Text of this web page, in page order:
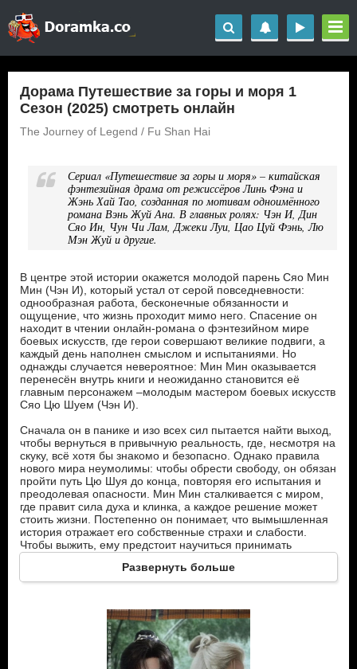
Дорама Путешествие за горы и моря 1
Сезон (2025) смотреть онлайн
The Journey of Legend / Fu Shan Hai
Сериал «Путешествие за горы и моря» – китайская
фэнтезийная драма от режиссёров Линь Фэна и
Жэнь Хай Тао, созданная по мотивам одноимённого
романа Вэнь Жуй Ана. В главных ролях: Чэн И, Дин
Сяо Ин, Чун Чи Лам, Джеки Луи, Цао Цуй Фэнь, Лю
Мэн Жуй и другие.
В центре этой истории окажется молодой парень Сяо Мин
Мин (Чэн И), который устал от серой повседневности:
однообразная работа, бесконечные обязанности и
ощущение, что жизнь проходит мимо него. Спасение он
находит в чтении онлайн-романа о фэнтезийном мире
боевых искусств, где герои совершают великие подвиги, а
каждый день наполнен смыслом и испытаниями. Но
однажды случается невероятное: Мин Мин оказывается
перенесён внутрь книги и неожиданно становится её
главным персонажем –молодым мастером боевых искусств
Сяо Цю Шуем (Чэн И).
Сначала он в панике и изо всех сил пытается найти выход,
чтобы вернуться в привычную реальность, где, несмотря на
скуку, всё хотя бы знакомо и безопасно. Однако правила
нового мира неумолимы: чтобы обрести свободу, он обязан
пройти путь Цю Шуя до конца, повторяя его испытания и
преодолевая опасности. Мин Мин сталкивается с миром,
где правит сила духа и клинка, а каждое решение может
стоить жизни. Постепенно он понимает, что вымышленная
история отражает его собственные страхи и слабости.
Чтобы выжить, ему предстоит научиться принимать
ответственность, доверять союзникам, сражаться за свои
идеалы и справляться с предательством.
Развернуть больше